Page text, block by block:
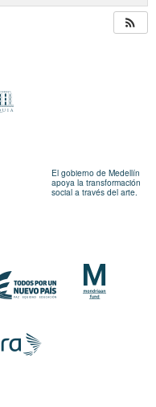
El gobierno de Medellín
apoya la transformación
social a través del arte.